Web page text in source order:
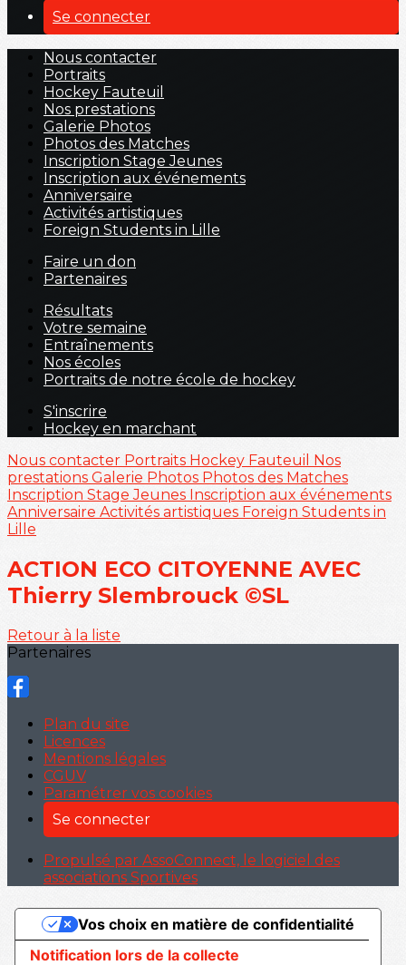
Se connecter
Nous contacter
Portraits
Hockey Fauteuil
Nos prestations
Galerie Photos
Photos des Matches
Inscription Stage Jeunes
Inscription aux événements
Anniversaire
Activités artistiques
Foreign Students in Lille
Faire un don
Partenaires
Résultats
Votre semaine
Entraînements
Nos écoles
Portraits de notre école de hockey
S'inscrire
Hockey en marchant
Nous contacter Portraits Hockey Fauteuil Nos
prestations Galerie Photos Photos des Matches
Inscription Stage Jeunes Inscription aux événements
Anniversaire Activités artistiques Foreign Students in
Lille
ACTION ECO CITOYENNE AVEC
Thierry Slembrouck ©SL
Retour à la liste
Partenaires
Plan du site
Licences
Mentions légales
CGUV
Paramétrer vos cookies
Se connecter
Propulsé par AssoConnect, le logiciel des
associations Sportives
Notification lors de la collecte
Vos choix en matière de confidentialité